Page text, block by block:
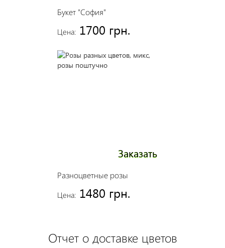
Букет "София"
Цена: 1700 грн.
Разноцветные розы
Цена: 1480 грн.
Заказать
Отчет о доставке цветов